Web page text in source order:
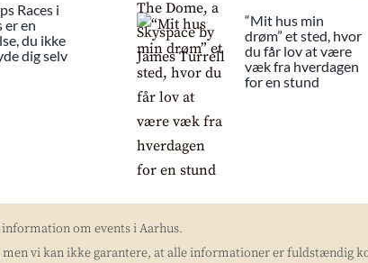
Races i
er en
du ikke
dig selv
“Mit hus min
drøm” et sted, hvor
du får lov at være
væk fra hverdagen
for en stund
om events i Aarhus.
men vi kan ikke garantere, at alle informationer er fuldstændig